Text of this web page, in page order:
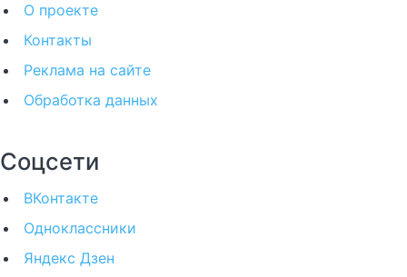
О проекте
Контакты
Реклама на сайте
Обработка данных
Соцсети
ВКонтакте
Одноклассники
Яндекс Дзен